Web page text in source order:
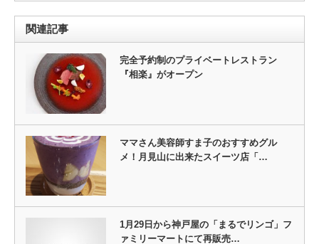
関連記事
完全予約制のプライベートレストラン
『相楽』がオープン
ママさん美容師すま子のおすすめグル
メ！月見山に出来たスイーツ店「…
1月29日から神戸屋の「まるでリンゴ」フ
ァミリーマートにて再販売…